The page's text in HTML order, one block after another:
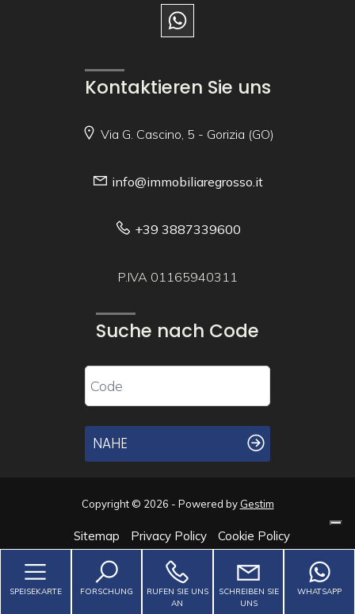
Kontaktieren Sie uns
Via G. Cascino, 5 - Gorizia (GO)
info@immobiliaregrosso.it
+39 3887339600
P.IVA 01165940311
Suche nach Code
NAHE
Copyright © 2026 - Powered by Gestim
Sitemap Privacy Policy Cookie Policy
Zurück nach oben
SPEISEKARTE FORSCHUNG
RUFEN SIE UNS
AN
SCHREIBEN SIE
UNS
WHATSAPP